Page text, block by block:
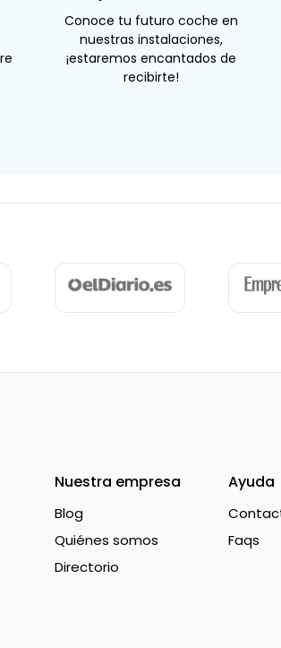
Conoce tu futuro coche en
nuestras instalaciones,
¡estaremos encantados de
recibirte!
Nuestra empresa
Blog
Quiénes somos
Directorio
Ayuda
Faqs